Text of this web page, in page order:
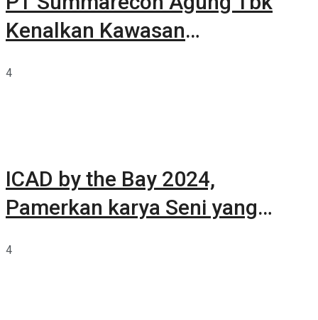
Kenalkan Kawasan
4
ICAD by the Bay 2024,
Pamerkan karya Seni yang
4